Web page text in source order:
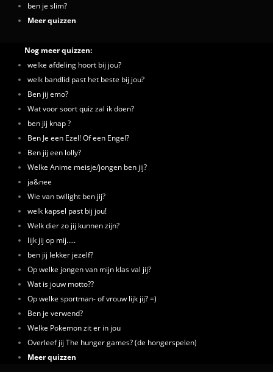
ben je slim?
Meer quizzen
Nog meer quizzen:
welke afdeling hoort bij jou?
welk bandlid past het beste bij jou?
Ben jij emo?
Wat voor soort quiz zal ik doen?
ben jij knap ?
Ben Je een Ezel! Of een Engel?
Ben jij een lolly?
Welke Anime meisje/jongen ben jij?
ja&nee
Wie van twilight ben jij?
welk kapsel past bij jou!
Welk dier zo jij kunnen zijn?
lijk jij op mij.....
ben jij lekker jezelf?
Op welke jongen van mijn klas val jij?
Wat is jouw motto??
Op welke sportman- of vrouw lijk jij? =)
Ben je verwend?
Welke Pokemon zit er in jou
Overleef jij The hunger games? (de hongerspelen)
Meer quizzen